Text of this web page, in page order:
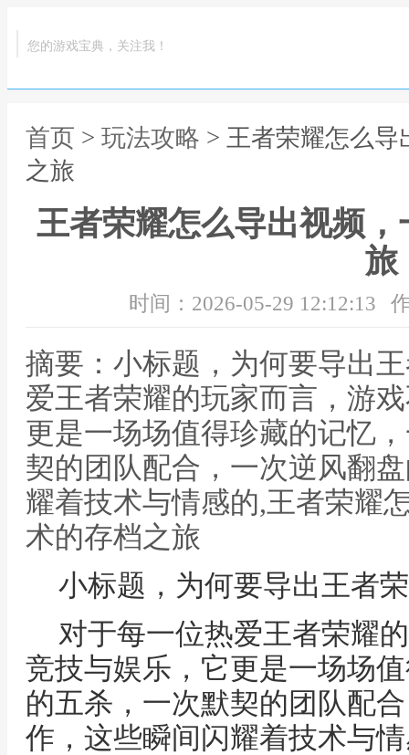
您的游戏宝典，关注我！
首页 > 玩法攻略 > 王者荣耀怎么
之旅
王者荣耀怎么导出视频
旅
时间：2026-05-29 12:12:13
摘要：小标题，为何要导出
爱王者荣耀的玩家而言，游
更是一场场值得珍藏的记忆
契的团队配合，一次逆风翻
耀着技术与情感的,王者荣耀
术的存档之旅
小标题，为何要导出王者
对于每一位热爱王者荣耀
竞技与娱乐，它更是一场场
的五杀，一次默契的团队配
作，这些瞬间闪耀着技术与